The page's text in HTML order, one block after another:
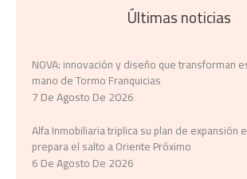
Últimas noticias
NOVA: innovación y diseño que transforman
mano de Tormo Franquicias
7 De Agosto De 2026
Alfa Inmobiliaria triplica su plan de expansión
prepara el salto a Oriente Próximo
6 De Agosto De 2026